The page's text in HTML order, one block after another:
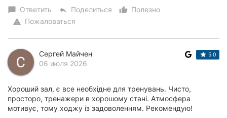
chat_bubble Ответить reply Поделиться thumb_up_alt
Полезно
warning Пожаловаться
Сергей Майчен
06 июля 2026
5.0
Хороший зал, є все необхідне для тренувань. Чисто,
просторо, тренажери в хорошому стані. Атмосфера
мотивує, тому ходжу із задоволенням. Рекомендую!